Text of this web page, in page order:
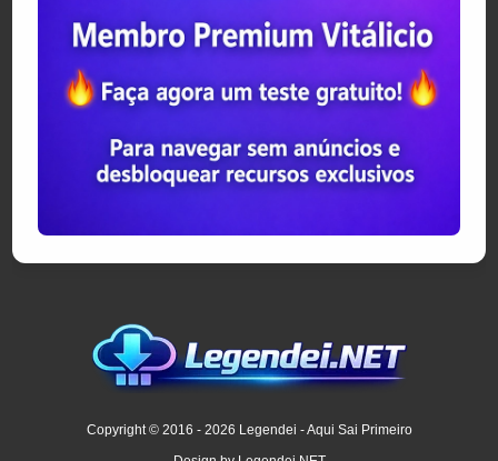
Copyright © 2016 - 2026 Legendei - Aqui Sai Primeiro